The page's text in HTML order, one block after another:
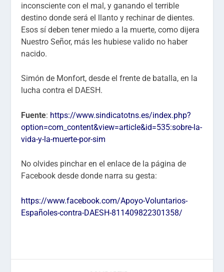
inconsciente con el mal, y ganando el terrible
destino donde será el llanto y rechinar de dientes.
Esos sí deben tener miedo a la muerte, como dijera
Nuestro Señor, más les hubiese valido no haber
nacido.
Simón de Monfort, desde el frente de batalla, en la
lucha contra el DAESH.
Fuente: https://www.sindicatotns.es/index.php?
option=com_content&view=article&id=535:sobre-la-
vida-y-la-muerte-por-sim
No olvides pinchar en el enlace de la página de
Facebook desde donde narra su gesta:
https://www.facebook.com/Apoyo-Voluntarios-
Españoles-contra-DAESH-811409822301358/